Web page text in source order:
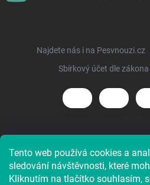
Tento web používá cookies a
sledování návštěvnosti, které
Kliknutím na tlačítko souhlasím,
Najdete nás i na Pesvnouzi.cz
Sbírkový účet dle